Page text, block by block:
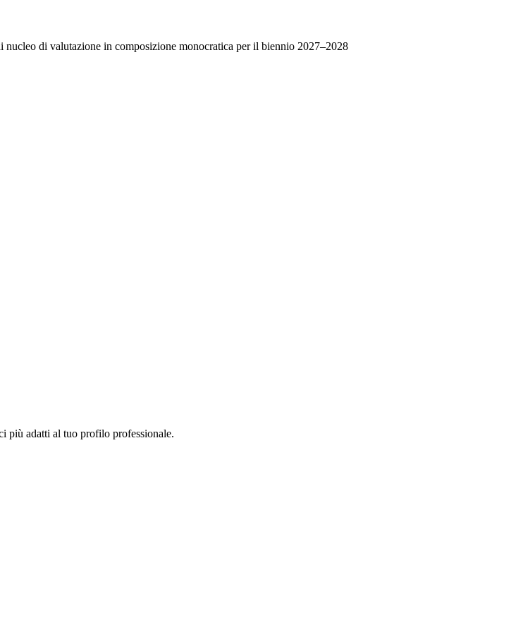
di valutazione in composizione monocratica per il biennio 2027–2028
più adatti al tuo profilo professionale.